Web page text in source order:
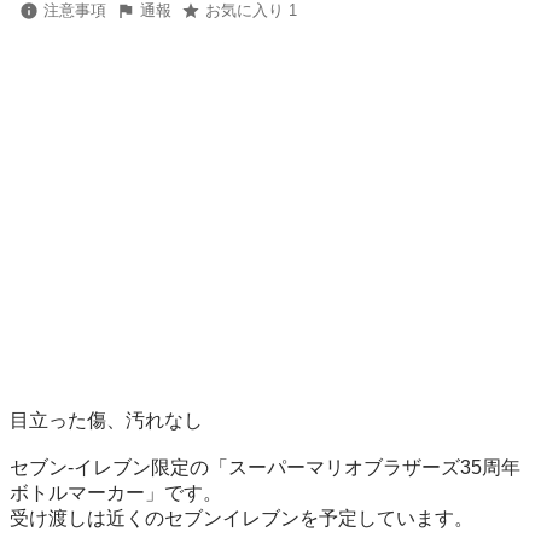
注意事項 通報 お気に入り 1
目立った傷、汚れなし
セブン-イレブン限定の「スーパーマリオブラザーズ35周年
ボトルマーカー」です。
受け渡しは近くのセブンイレブンを予定しています。